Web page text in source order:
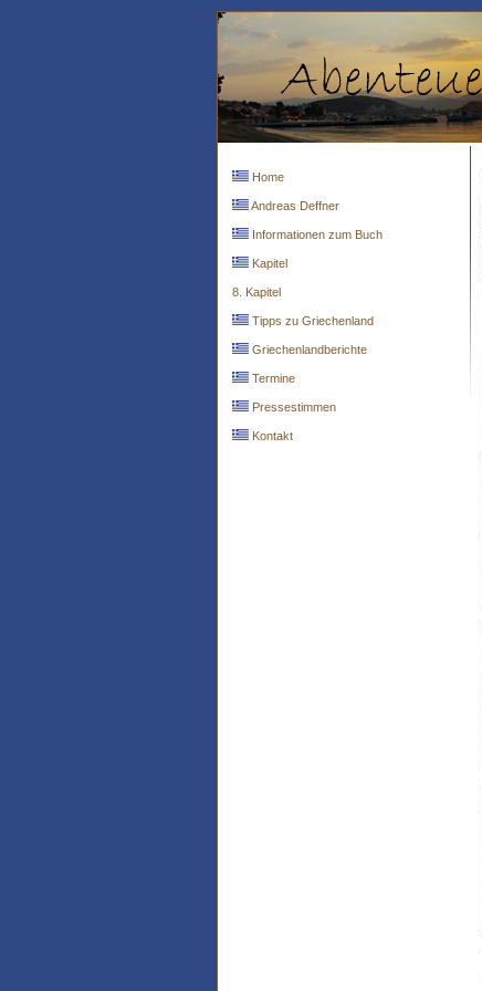
Home
Andreas Deffner
Informationen zum Buch
Kapitel
8. Kapitel
Tipps zu Griechenland
Griechenlandberichte
Termine
Pressestimmen
Kontakt